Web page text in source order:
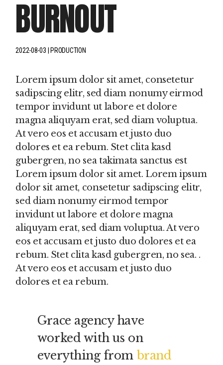
BURNOUT
2022-08-03 PRODUCTION
Lorem ipsum dolor sit amet, consetetur
sadipscing elitr, sed diam nonumy eirmod
tempor invidunt ut labore et dolore
magna aliquyam erat, sed diam voluptua.
At vero eos et accusam et justo duo
dolores et ea rebum. Stet clita kasd
gubergren, no sea takimata sanctus est
Lorem ipsum dolor sit amet. Lorem ipsum
dolor sit amet, consetetur sadipscing elitr,
sed diam nonumy eirmod tempor
invidunt ut labore et dolore magna
aliquyam erat, sed diam voluptua. At vero
eos et accusam et justo duo dolores et ea
rebum. Stet clita kasd gubergren, no sea. .
At vero eos et accusam et justo duo
dolores et ea rebum.
Grace agency have
worked with us on
everything from brand